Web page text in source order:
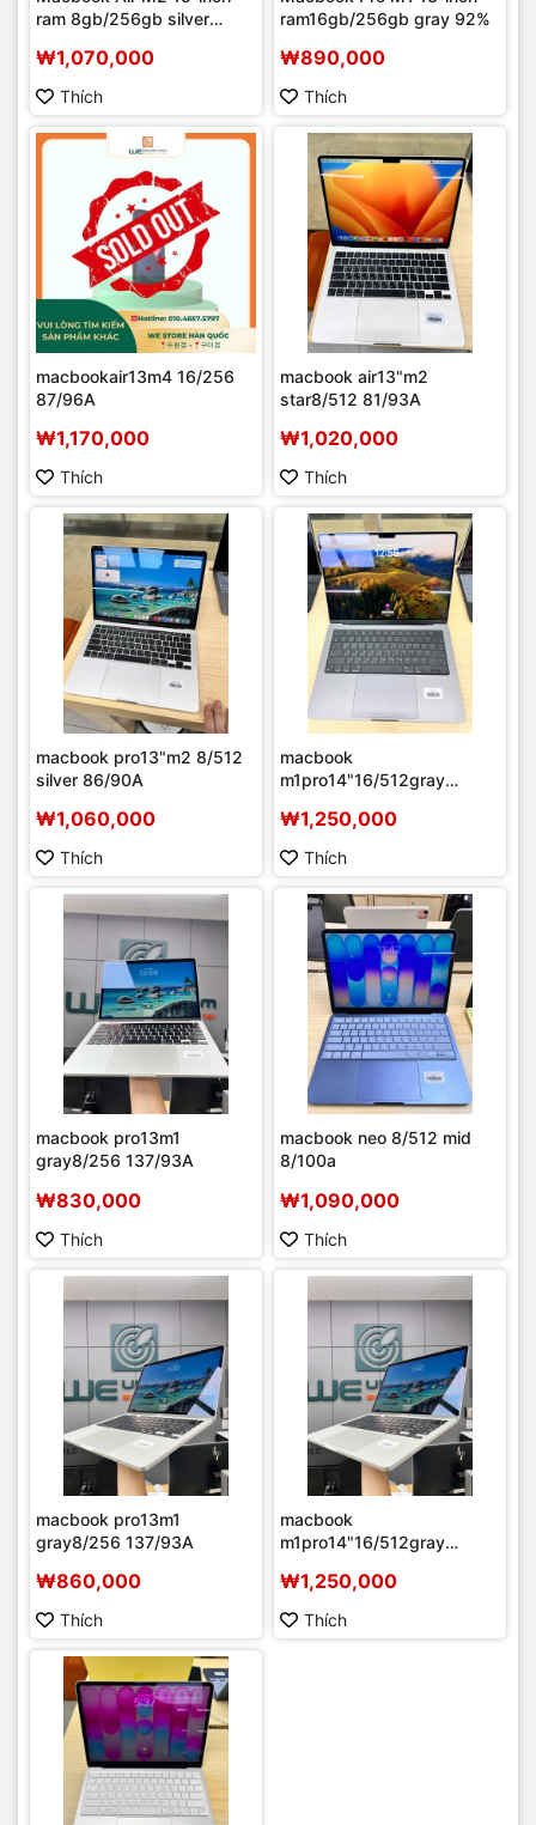
ram 8gb/256gb silver
₩1,070,000
Thích
ram16gb/256gb gray 92%
₩890,000
Thích
macbookair13m4 16/256
87/96A
₩1,170,000
Thích
macbook air13"m2
star8/512 81/93A
₩1,020,000
Thích
macbook pro13"m2 8/512
silver 86/90A
₩1,060,000
Thích
macbook
m1pro14"16/512gray
₩1,250,000
Thích
macbook pro13m1
gray8/256 137/93A
₩830,000
Thích
macbook neo 8/512 mid
8/100a
₩1,090,000
Thích
macbook pro13m1
gray8/256 137/93A
₩860,000
Thích
macbook
m1pro14"16/512gray
₩1,250,000
Thích